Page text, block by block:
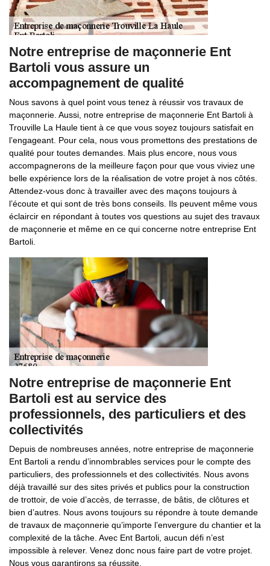
Notre entreprise de maçonnerie Ent
Bartoli vous assure un
accompagnement de qualité
Nous savons à quel point vous tenez à réussir vos travaux de
maçonnerie. Aussi, notre entreprise de maçonnerie Ent Bartoli à
Trouville La Haule tient à ce que vous soyez toujours satisfait en
l’engageant. Pour cela, nous vous promettons des prestations de
qualité pour toutes demandes. Mais plus encore, nous vous
accompagnerons de la meilleure façon pour que vous viviez une
belle expérience lors de la réalisation de votre projet à nos côtés.
Attendez-vous donc à travailler avec des maçons toujours à
l’écoute et qui sont de très bons conseils. Ils peuvent même vous
éclaircir en répondant à toutes vos questions au sujet des travaux
de maçonnerie et même en ce qui concerne notre entreprise Ent
Bartoli.
Notre entreprise de maçonnerie Ent
Bartoli est au service des
professionnels, des particuliers et des
collectivités
Depuis de nombreuses années, notre entreprise de maçonnerie
Ent Bartoli a rendu d’innombrables services pour le compte des
particuliers, des professionnels et des collectivités. Nous avons
déjà travaillé sur des sites privés et publics pour la construction
de trottoir, de voie d’accès, de terrasse, de bâtis, de clôtures et
bien d’autres. Nous avons toujours su répondre à toute demande
de travaux de maçonnerie qu’importe l’envergure du chantier et la
complexité de la tâche. Avec Ent Bartoli, aucun défi n’est
impossible à relever. Venez donc nous faire part de votre projet.
Nous vous garantirons sa réussite.